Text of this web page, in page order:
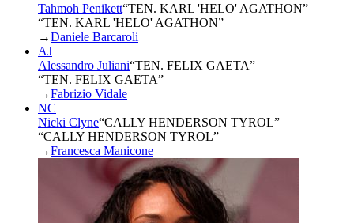
Tahmoh Penikett“TEN. KARL 'HELO' AGATHON”
“TEN. KARL 'HELO' AGATHON”
→Daniele Barcaroli
AJ
Alessandro Juliani“TEN. FELIX GAETA”
“TEN. FELIX GAETA”
→Fabrizio Vidale
NC
Nicki Clyne“CALLY HENDERSON TYROL”
“CALLY HENDERSON TYROL”
→Francesca Manicone